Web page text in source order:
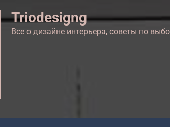
Triodesigng
Все о дизайне интерьера, советы по